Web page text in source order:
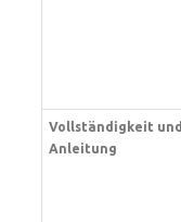
Vollständigkeit und
Anleitung